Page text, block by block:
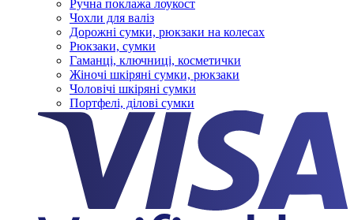
Ручна поклажа лоукост
Чохли для валіз
Дорожні сумки, рюкзаки на колесах
Рюкзаки, сумки
Гаманці, ключниці, косметички
Жіночі шкіряні сумки, рюкзаки
Чоловічі шкіряні сумки
Портфелі, ділові сумки